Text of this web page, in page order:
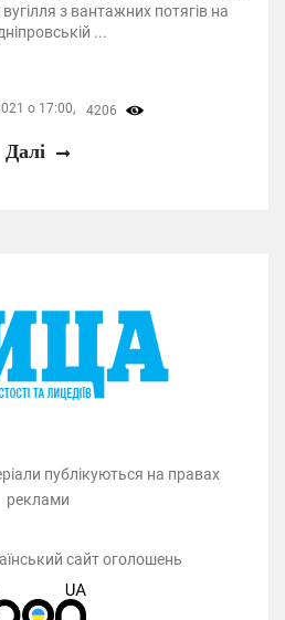
з вантажних потягів на
...
о 17:00, 4206
Далі
публікуються на правах
реклами
сайт оголошень